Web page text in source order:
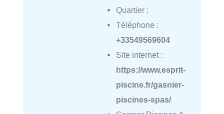
Quartier :
Téléphone :
+33549569604
Site internet :
https://www.esprit-
piscine.fr/gasnier-
piscines-spas/